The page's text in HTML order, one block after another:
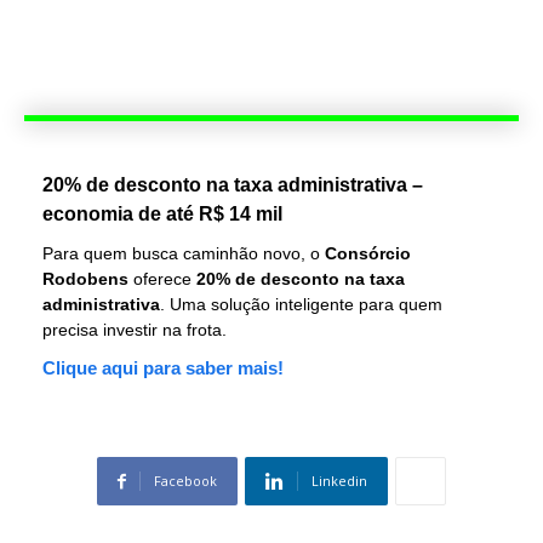
20% de desconto na taxa administrativa –
economia de até R$ 14 mil
Para quem busca caminhão novo, o Consórcio
Rodobens oferece 20% de desconto na taxa
administrativa . Uma solução inteligente para quem
precisa investir na frota.
Clique aqui para saber mais!
Facebook Linkedin